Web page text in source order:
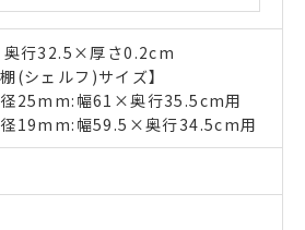
行32.5×厚さ0.2cm
棚(シェルフ)サイズ】
25mm:幅61×奥行35.5cm用
19mm:幅59.5×奥行34.5cm用